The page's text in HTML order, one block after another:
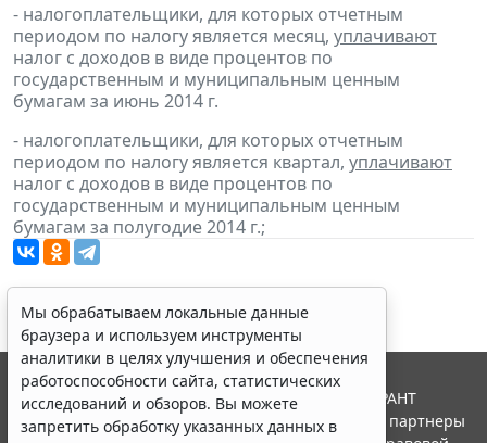
- налогоплательщики, для которых отчетным
периодом по налогу является месяц, уплачивают
налог с доходов в виде процентов по
государственным и муниципальным ценным
бумагам за июнь 2014 г.
- налогоплательщики, для которых отчетным
периодом по налогу является квартал, уплачивают
налог с доходов в виде процентов по
государственным и муниципальным ценным
бумагам за полугодие 2014 г.;
Мы обрабатываем локальные данные
браузера и используем инструменты
аналитики в целях улучшения и обеспечения
работоспособности сайта, статистических
исследований и обзоров. Вы можете
запретить обработку указанных данных в
© ООО "НПП "ГАРАНТ-СЕРВИС", 2026. Система ГАРАНТ
выпускается с 1990 года. Компания "Гарант" и ее партнеры